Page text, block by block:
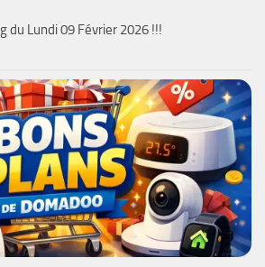
du Lundi 09 Février 2026 !!!